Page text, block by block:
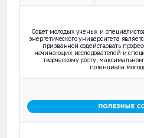
Совет молодых ученых и
энергетического университета
призванной содействовать
начинающих исследователей и
творческому росту,
потенциала